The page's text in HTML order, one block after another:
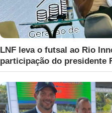
LNF leva o futsal ao Rio
participação do presidente